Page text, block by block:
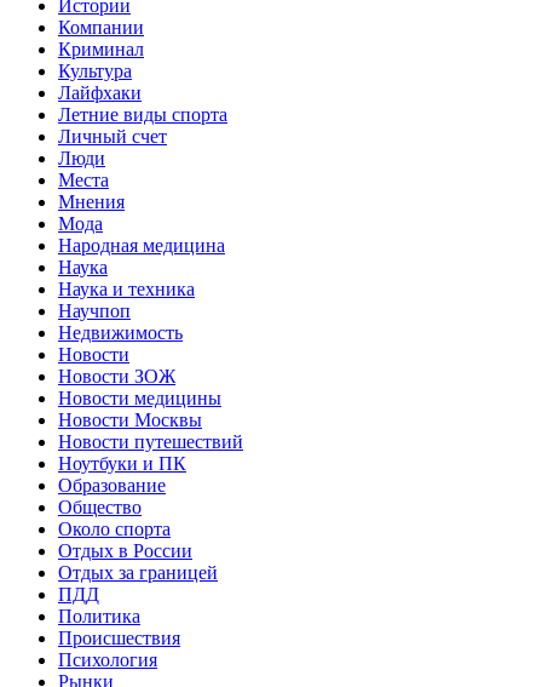
Истории
Компании
Криминал
Культура
Лайфхаки
Летние виды спорта
Личный счет
Люди
Места
Мнения
Мода
Народная медицина
Наука
Наука и техника
Научпоп
Недвижимость
Новости
Новости ЗОЖ
Новости медицины
Новости Москвы
Новости путешествий
Ноутбуки и ПК
Образование
Общество
Около спорта
Отдых в России
Отдых за границей
ПДД
Политика
Происшествия
Психология
Рынки